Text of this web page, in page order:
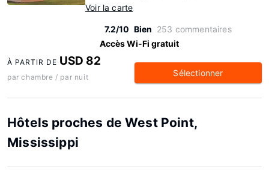
Voir la carte
7.2/10 Bien 253 commentaires
Accès Wi-Fi gratuit
À PARTIR DE USD 82
par chambre / par nuit Sélectionner
Hôtels proches de West Point,
Mississippi